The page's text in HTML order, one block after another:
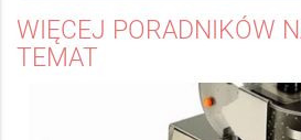
WIĘCEJ PORADNIKÓW